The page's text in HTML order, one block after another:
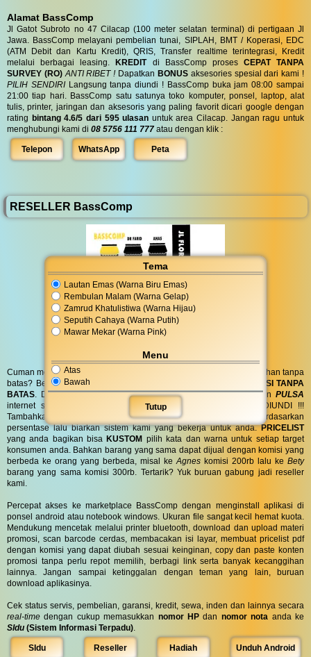
Tema
Lautan Emas (Warna Biru Emas)
Rembulan Malam (Warna Gelap)
Zamrud Khatulistiwa (Warna Hijau)
Seputih Cahaya (Warna Putih)
Mawar Mekar (Warna Pink)
Menu
Atas
Bawah
Tutup
Alamat BassComp
Jl Gatot Subroto no 47 Cilacap (100 meter selatan terminal) di pertigaan Jl
Jawa. BassComp melayani pembelian tunai, SIPLAH, BMT / Koperasi, EDC
(ATM Debit dan Kartu Kredit), QRIS, Transfer realtime terintegrasi, Kredit
melalui berbagai leasing.KREDITdi BassComp proses CEPAT TANPA
SURVEY (RO) ANTI RIBET !Dapatkan BONUSaksesories spesial dari kami !
PILIH SENDIRILangsung tanpa diundi ! BassComp buka jam 08:00 sampai
21:00 tiap hari. BassComp satu satunya toko komputer, ponsel, laptop, alat
tulis, printer, jaringan dan aksesoris yang paling favorit dicari google dengan
rating bintang 4.6/5 dari 595 ulasan untuk area Cilacap. Jangan ragu untuk
menghubungi kami di 08 5756 111 777 atau dengan klik :
Telepon WhatsApp Peta
RESELLER BassComp
Cuman modal posting di media sosial bisa dapat penghasilan tambahan tanpa
batas? Bergabung menjadi
KOMISI TANPA
BATAS . DapatkanBINGKISAN PARCELdi hari spesial anda danPULSA
internet serta
untuk anda ! GRATIS !! TANPA DIUNDI !!!
Tambahkan komisi sebanyak yang anda inginkan atau berdasarkan
persentase lalu biarkan sistem kami yang bekerja untuk anda.PRICELIST
yang anda bagikan bisaKUSTOM pilih kata dan warna untuk setiap target
konsumen anda. Bahkan barang yang sama dapat dijual dengan komisi yang
berbeda ke orang yang berbeda, misal ke Agnes komisi 200rb lalu ke Bety
barang yang sama komisi 300rb. Tertarik? Yuk buruan gabung jadi reseller
kami.
Percepat akses ke marketplace BassComp dengan menginstall aplikasi di
ponsel android atau notebook windows. Ukuran file sangat kecil hemat kuota.
Mendukung mencetak melalui printer bluetooth, download dan upload materi
promosi, scan barcode cerdas, membacakan isi layar, membuat pricelist pdf
dengan komisi yang dapat diubah sesuai keinginan, copy dan paste konten
promosi tanpa perlu repot memilih, berbagi link serta banyak kecanggihan
lainnya. Jangan sampai ketinggalan dengan teman yang lain, buruan
download aplikasinya.
Cek status servis, pembelian, garansi, kredit, sewa, inden dan lainnya secara
real-time dengan cukup memasukkan nomor HP dan nomor nota anda ke
SIdu (Sistem Informasi Terpadu)
SIdu Reseller Hadiah Unduh Android